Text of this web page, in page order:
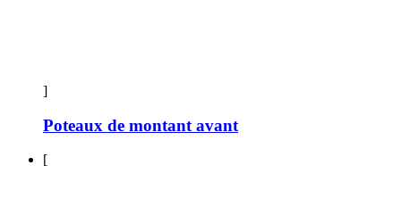
]
Poteaux de montant avant
[